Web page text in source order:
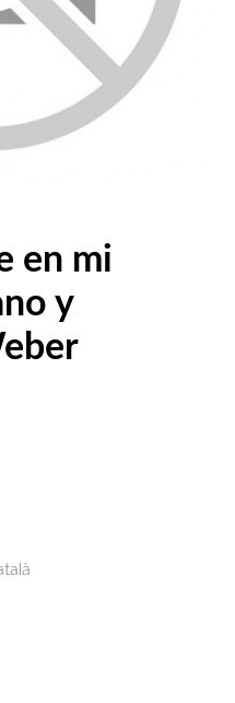
en mi
y